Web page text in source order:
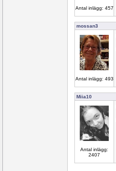
Antal inlägg: 457
mossan3
Antal inlägg: 493
Miia10
Antal inlägg:
2407